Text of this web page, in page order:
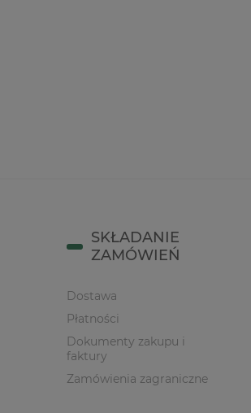
SKŁADANIE
ZAMÓWIEŃ
Dostawa
Płatności
Dokumenty zakupu i
faktury
Zamówienia zagraniczne